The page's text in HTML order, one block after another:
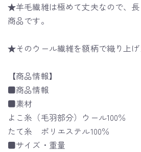
★羊毛繊維は極めて丈夫なので、長
商品です。
★そのウール繊維を額柄で織り上げ
【商品情報】
■商品情報
■素材
よこ糸（毛羽部分）ウール100％
たて糸 ポリエステル100％
■サイズ・重量